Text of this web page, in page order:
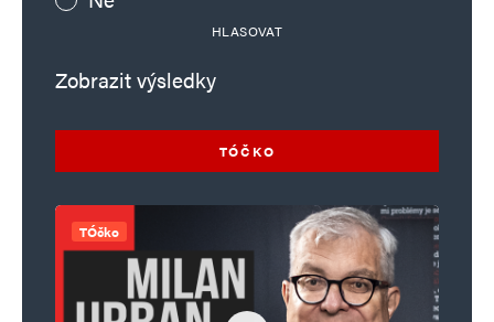
HLASOVAT
Zobrazit výsledky
TÓČKO
TÓčko